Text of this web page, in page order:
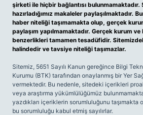
şirketi ile hiçbir bağlantısı bulunmamaktadır.
hazırladığımız makaleler paylaşılmaktadır.
haber niteliği taşımamakta olup, gerçek
paylaşım yapılmamaktadır. Gerçek kurum
benzerlikleri tamamen tesadüfidir.
halindedir ve tavsiye niteliği taşımazlar.
Sitemiz, 5651 Sayılı Kanun gereğince Bilgi
Kurumu (BTK) tarafından onaylanmış bir Yer
vermektedir. Bu nedenle, sitedeki içerikleri
veya araştırma yükümlülüğümüz
yazdıkları içeriklerin sorumluluğunu taşımakta
bu sorumluluğu kabul etmiş sayılırlar.